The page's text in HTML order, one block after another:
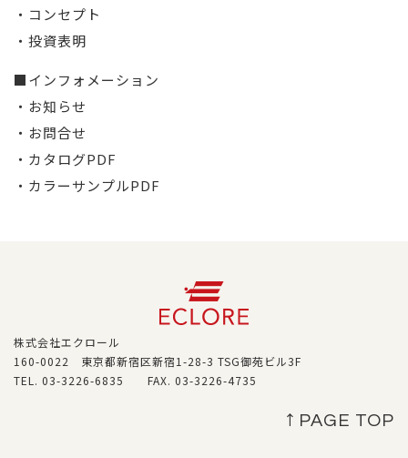
・コンセプト
・投資表明
■インフォメーション
・お知らせ
・お問合せ
・カタログPDF
・カラーサンプルPDF
株式会社エクロール
160-0022 東京都新宿区新宿1-28-3 TSG御苑ビル3F
TEL. 03-3226-6835 FAX. 03-3226-4735
↑ PAGE TOP